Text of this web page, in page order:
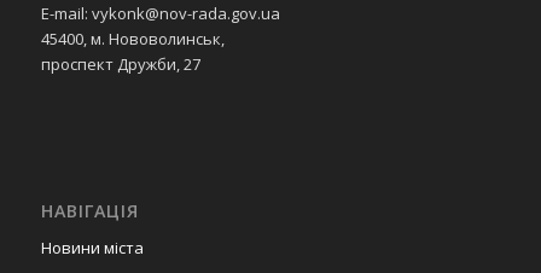
E-mail: vykonk@nov-rada.gov.ua
45400, м. Нововолинськ,
проспект Дружби, 27
НАВІГАЦІЯ
Новини міста